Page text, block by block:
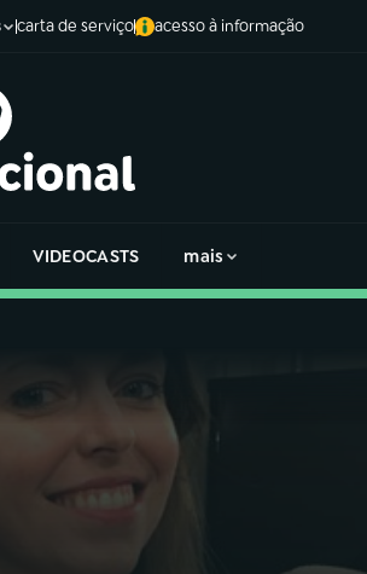
carta de serviço acesso à informação
VIDEOCASTS mais